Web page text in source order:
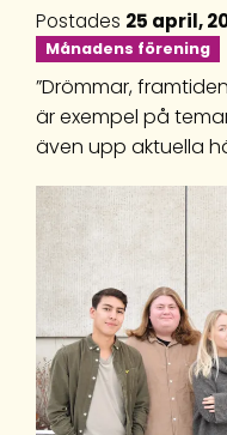
Postades 25 april,
Månadens förening
”Drömmar,
är exempel på
även upp aktuella